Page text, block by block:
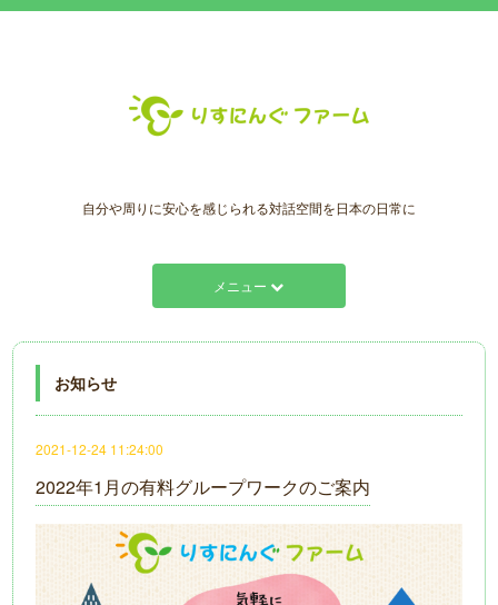
自分や周りに安心を感じられる対話空間を日本の日常に
メニュー
お知らせ
2021-12-24 11:24:00
2022年1月の有料グループワークのご案内